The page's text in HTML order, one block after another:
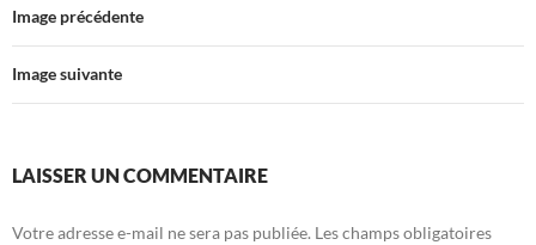
Image précédente
Image suivante
LAISSER UN COMMENTAIRE
Votre adresse e-mail ne sera pas publiée. Les champs obligatoires